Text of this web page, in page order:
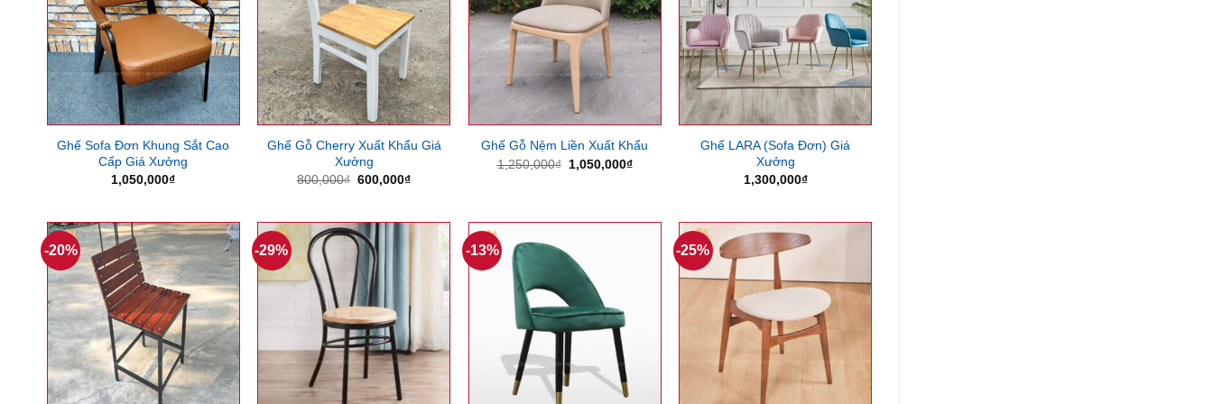
Ghế Sofa Đơn Khung Sắt Cao
Cấp Giá Xưởng
1,050,000₫
Ghế Gỗ Cherry Xuất Khẩu Giá
Xưởng
800,000₫ Giá
600,000₫Giá
600,000₫.
Ghế Gỗ Nệm Liền Xuất Khẩu
1,250,000₫ Giá
1,050,000₫Giá
Ghế LARA (Sofa Đơn) Giá
Xưởng
1,300,000₫
-20% -29% -13% -25%